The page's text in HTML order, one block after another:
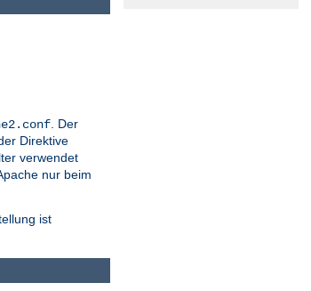
. Der
Direktive
verwendet
nur beim
ist